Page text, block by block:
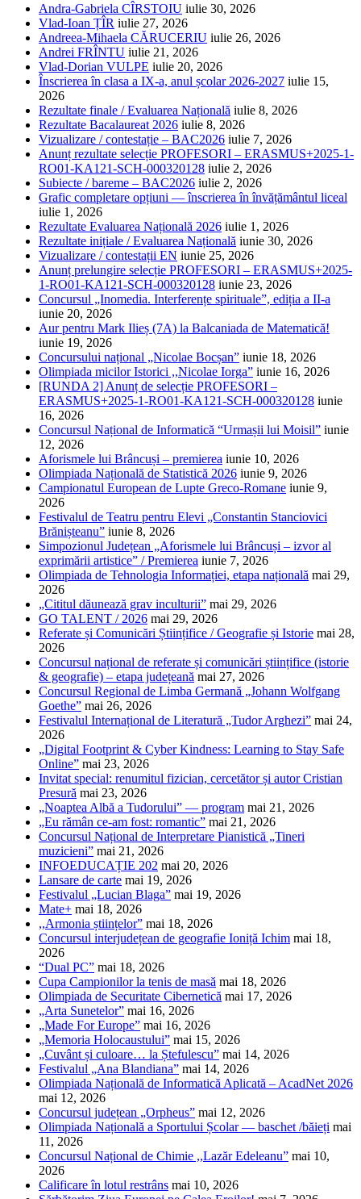
Andra-Gabriela CÎRSTOIU iulie 30, 2026
Vlad-Ioan ȚÎR iulie 27, 2026
Andreea-Mihaela CĂRUCERIU iulie 26, 2026
Andrei FRÎNTU iulie 21, 2026
Vlad-Dorian VULPE iulie 20, 2026
Înscrierea în clasa a IX-a, anul școlar 2026-2027 iulie 15,
2026
Rezultate finale / Evaluarea Națională iulie 8, 2026
Rezultate Bacalaureat 2026 iulie 8, 2026
Vizualizare / contestație – BAC2026 iulie 7, 2026
Anunț rezultate selecție PROFESORI – ERASMUS+2025-1-
RO01-KA121-SCH-000320128 iulie 2, 2026
Subiecte / bareme – BAC2026 iulie 2, 2026
Grafic completare opțiuni — înscrierea în învățământul liceal
iulie 1, 2026
Rezultate Evaluarea Națională 2026 iulie 1, 2026
Rezultate inițiale / Evaluarea Națională iunie 30, 2026
Vizualizare / contestații EN iunie 25, 2026
Anunț prelungire selecție PROFESORI – ERASMUS+2025-
1-RO01-KA121-SCH-000320128 iunie 23, 2026
Concursul „Inomedia. Interferențe spirituale”, ediția a II-a
iunie 20, 2026
Aur pentru Mark Ilieș (7A) la Balcaniada de Matematică!
iunie 19, 2026
Concursului național „Nicolae Bocșan” iunie 18, 2026
Olimpiada micilor Istorici ,,Nicolae Iorga” iunie 16, 2026
[RUNDA 2] Anunț de selecție PROFESORI –
ERASMUS+2025-1-RO01-KA121-SCH-000320128 iunie
16, 2026
Concursul Național de Informatică “Urmașii lui Moisil” iunie
12, 2026
Aforismele lui Brâncuși – premierea iunie 10, 2026
Olimpiada Națională de Statistică 2026 iunie 9, 2026
Campionatul European de Lupte Greco-Romane iunie 9,
2026
Festivalul de Teatru pentru Elevi „Constantin Stanciovici
Brănișteanu” iunie 8, 2026
Simpozionul Județean „Aforismele lui Brâncuși – izvor al
exprimării artistice” / Premierea iunie 7, 2026
Olimpiada de Tehnologia Informației, etapa națională mai 29,
2026
„Cititul dăunează grav inculturii” mai 29, 2026
GO TALENT / 2026 mai 29, 2026
Referate și Comunicări Științifice / Geografie și Istorie mai 28,
2026
Concursul național de referate și comunicări științifice (istorie
& geografie) – etapa județeană mai 27, 2026
Concursul Regional de Limba Germană „Johann Wolfgang
Goethe” mai 26, 2026
Festivalul Internațional de Literatură „Tudor Arghezi” mai 24,
2026
„Digital Footprint & Cyber Kindness: Learning to Stay Safe
Online” mai 23, 2026
Invitat special: renumitul fizician, cercetător și autor Cristian
Presură mai 23, 2026
„Noaptea Albă a Tudorului” — program mai 21, 2026
„Eu rămân ce-am fost: romantic” mai 21, 2026
Concursul Național de Interpretare Pianistică „Tineri
muzicieni” mai 21, 2026
INFOEDUCAȚIE 202 mai 20, 2026
Lansare de carte mai 19, 2026
Festivalul „Lucian Blaga” mai 19, 2026
Mate+ mai 18, 2026
,,Armonia științelor” mai 18, 2026
Concursul interjudețean de geografie Ioniță Ichim mai 18,
2026
“Dual PC” mai 18, 2026
Cupa Campionilor la tenis de masă mai 18, 2026
Olimpiada de Securitate Cibernetică mai 17, 2026
„Arta Sunetelor” mai 16, 2026
„Made For Europe” mai 16, 2026
„Memoria Holocaustului” mai 15, 2026
„Cuvânt și culoare… la Ștefulescu” mai 14, 2026
Festivalul „Ana Blandiana” mai 14, 2026
Olimpiada Națională de Informatică Aplicată – AcadNet 2026
mai 12, 2026
Concursul județean „Orpheus” mai 12, 2026
Olimpiada Națională a Sportului Școlar — baschet /băieți mai
11, 2026
Concursul Național de Chimie ,,Lazăr Edeleanu” mai 10,
2026
Calificare în lotul restrâns mai 10, 2026